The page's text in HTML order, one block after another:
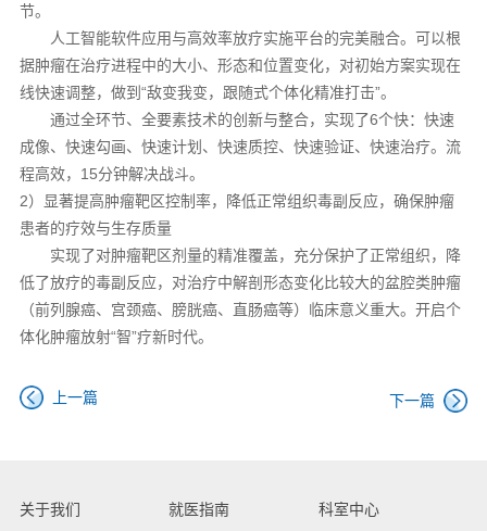
节。
人工智能软件应用与高效率放疗实施平台的完美融合。可以根
据肿瘤在治疗进程中的大小、形态和位置变化，对初始方案实现在
线快速调整，做到“敌变我变，跟随式个体化精准打击”。
通过全环节、全要素技术的创新与整合，实现了6个快：快速
成像、快速勾画、快速计划、快速质控、快速验证、快速治疗。流
程高效，15分钟解决战斗。
2）显著提高肿瘤靶区控制率，降低正常组织毒副反应，确保肿瘤
患者的疗效与生存质量
实现了对肿瘤靶区剂量的精准覆盖，充分保护了正常组织，降
低了放疗的毒副反应，对治疗中解剖形态变化比较大的盆腔类肿瘤
（前列腺癌、宫颈癌、膀胱癌、直肠癌等）临床意义重大。开启个
体化肿瘤放射“智”疗新时代。
上一篇 下一篇
关于我们 就医指南
科室中心